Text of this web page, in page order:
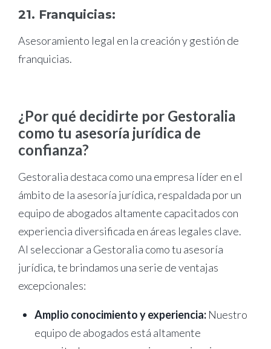
21. Franquicias:
Asesoramiento legal en la creación y gestión de
franquicias.
¿Por qué decidirte por Gestoralia
como tu asesoría jurídica de
confianza?
Gestoralia destaca como una empresa líder en el
ámbito de la asesoría jurídica, respaldada por un
equipo de abogados altamente capacitados con
experiencia diversificada en áreas legales clave.
Al seleccionar a Gestoralia como tu asesoría
jurídica, te brindamos una serie de ventajas
excepcionales:
Amplio conocimiento y experiencia: Nuestro
equipo de abogados está altamente